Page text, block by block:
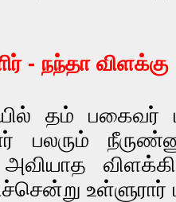
- நந்தா விளக்கு
தம்
பலரும்